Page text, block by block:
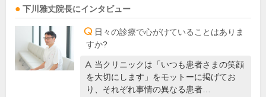
下川雅丈院長にインタビュー
日々の診療で心がけていることはありま
すか?
当クリニックは「いつも患者さまの笑顔
を大切にします」をモットーに掲げてお
り、それぞれ事情の異なる患者…